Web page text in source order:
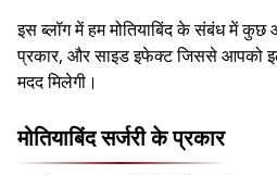
इस ब्लॉग में हम मोतियाबिंद के संबंध में
प्रकार, और साइड इफेक्ट जिससे आपको
मदद मिलेगी।
मोतियाबिंद सर्जरी के प्रकार